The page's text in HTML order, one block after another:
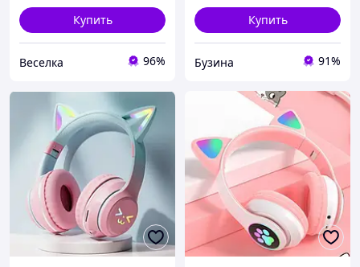
Купить
Веселка 96%
Купить
Бузина 91%